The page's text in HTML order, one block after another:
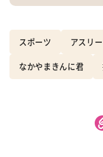
スポーツ アスリ
なかやまきんに君